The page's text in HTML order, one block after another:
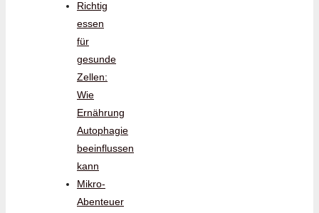
Richtig
essen
für
gesunde
Zellen:
Wie
Ernährung
Autophagie
beeinflussen
kann
Mikro-
Abenteuer